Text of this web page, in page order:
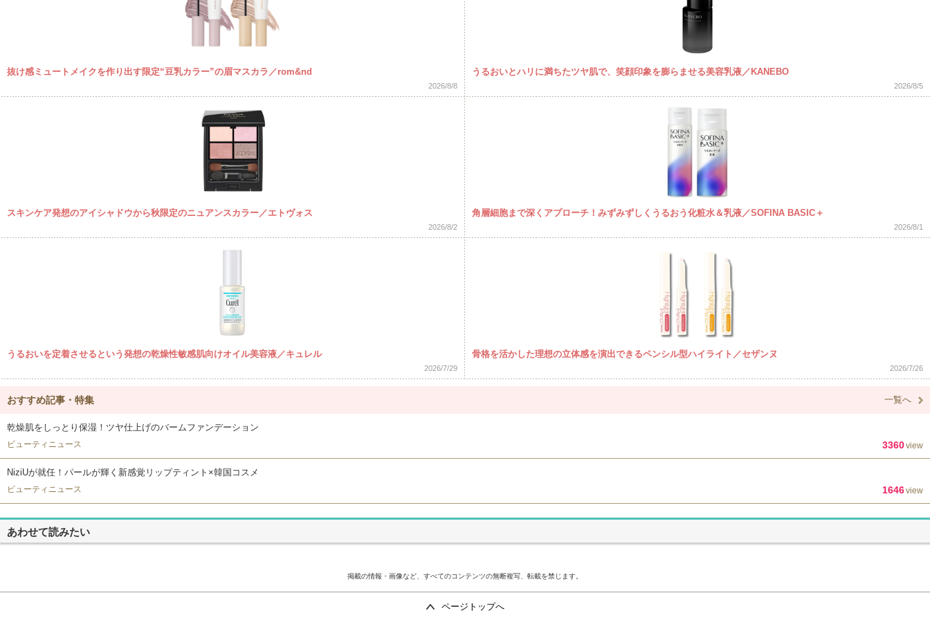
抜け感ミュートメイクを作り出す限定“豆乳カラー”の眉マスカラ／rom&nd
2026/8/8
うるおいとハリに満ちたツヤ肌で、笑顔印象を膨らませる美容乳液／KANEBO
2026/8/5
スキンケア発想のアイシャドウから秋限定のニュアンスカラー／エトヴォス
2026/8/2
角層細胞まで深くアプローチ！みずみずしくうるおう化粧水＆乳液／SOFINA BASIC＋
2026/8/1
うるおいを定着させるという発想の乾燥性敏感肌向けオイル美容液／キュレル
2026/7/29
骨格を活かした理想の立体感を演出できるペンシル型ハイライト／セザンヌ
2026/7/26
おすすめ記事・特集 一覧へ
乾燥肌をしっとり保湿！ツヤ仕上げのバームファンデーション
ビューティニュース 3360view
NiziUが就任！パールが輝く新感覚リップティント×韓国コスメ
ビューティニュース 1646view
あわせて読みたい
掲載の情報・画像など、すべてのコンテンツの無断複写、転載を禁じます。
ページトップへ